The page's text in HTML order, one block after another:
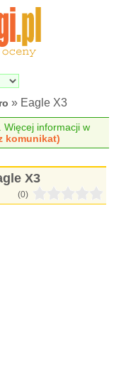
» Eagle X3
Więcej informacji w
komunikat)
X3
(0)